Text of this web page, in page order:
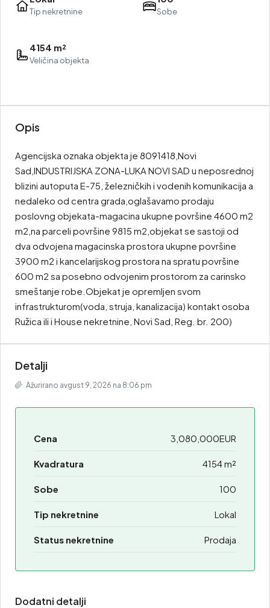
Tip nekretnine Sobe
4154 m²
Veličina objekta
Opis
Agencijska oznaka objekta je 8091418,Novi
Sad,INDUSTRIJSKA ZONA-LUKA NOVI SAD u neposrednoj
blizini autoputa E-75, železničkih i vodenih komunikacija a
nedaleko od centra grada,oglašavamo prodaju
poslovng objekata-magacina ukupne površine 4600 m2
m2,na parceli površine 9815 m2,objekat se sastoji od
dva odvojena magacinska prostora ukupne površine
3900 m2 i kancelarijskog prostora na spratu površine
600 m2 sa posebno odvojenim prostorom za carinsko
smeštanje robe.Objekat je opremljen svom
infrastrukturom(voda, struja, kanalizacija) kontakt osoba
Ružica ili i House nekretnine, Novi Sad, Reg. br. 200)
Detalji
Ažurirano avgust 9, 2026 na 8:06 pm
Cena 3,080,000EUR
Kvadratura 4154 m²
Sobe 100
Tip nekretnine Lokal
Status nekretnine Prodaja
Dodatni detalji